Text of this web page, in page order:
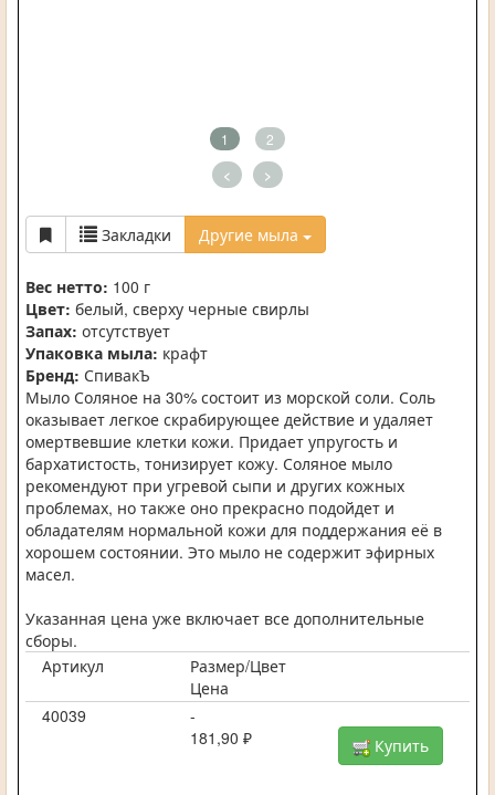
1 2
< >
Закладки Другие мыла
Вес нетто: 100 г
Цвет: белый, сверху черные свирлы
Запах: отсутствует
Упаковка мыла: крафт
Бренд: СпивакЪ
Мыло Соляное на 30% состоит из морской соли. Соль
оказывает легкое скрабирующее действие и удаляет
омертвевшие клетки кожи. Придает упругость и
бархатистость, тонизирует кожу. Соляное мыло
рекомендуют при угревой сыпи и других кожных
проблемах, но также оно прекрасно подойдет и
обладателям нормальной кожи для поддержания её в
хорошем состоянии. Это мыло не содержит эфирных
масел.
Указанная цена уже включает все дополнительные
сборы.
Артикул
Размер/Цвет
Цена
40039
-
181,90 ₽
Купить